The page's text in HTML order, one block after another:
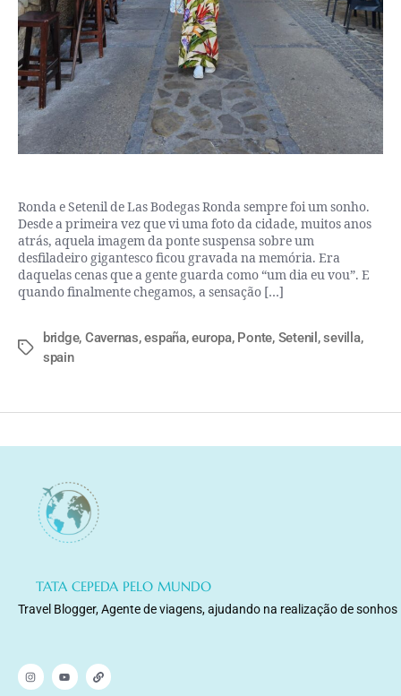
Ronda e Setenil de Las Bodegas Ronda sempre foi um sonho.
Desde a primeira vez que vi uma foto da cidade, muitos anos
atrás, aquela imagem da ponte suspensa sobre um
desfiladeiro gigantesco ficou gravada na memória. Era
daquelas cenas que a gente guarda como “um dia eu vou”. E
quando finalmente chegamos, a sensação […]
bridge, Cavernas,españa,europa, Ponte, Setenil ,sevilla,
spain
TATA CEPEDA PELO MUNDO
Travel Blogger, Agente de viagens, ajudando na realização de sonhos